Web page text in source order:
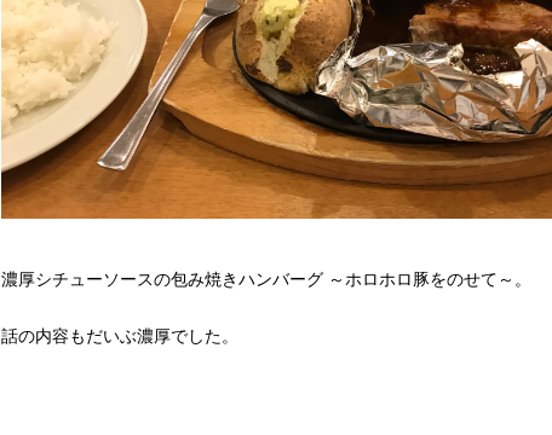
濃厚シチューソースの包み焼きハンバーグ ～ホロホロ豚をのせて～。
話の内容もだいぶ濃厚でした。